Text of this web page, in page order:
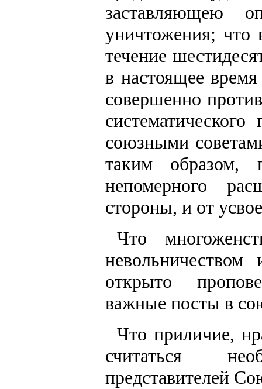
заставляющею
уничтожения; что
течение
в настоящее
совершенно
союзными
таким образом,
непомерного
стороны, и от
Что
открыто
важные посты в
Что приличие,
считаться
представителей